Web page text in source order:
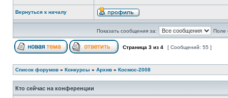
Вернуться к началу
Показать сообщения за: Поле
Страница 3 из 4 [ Сообщений: 55 ]
Список форумов » Конкурсы » Архив » Космос-2008
Кто сейчас на конференции